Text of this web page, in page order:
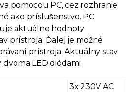
pomocou PC, cez rozhranie
ako príslušenstvo. PC
aktuálne hodnoty
prístroja. Ďalej je možné
prístroja. Aktuálny stav
LED diódami.
3x 230V AC